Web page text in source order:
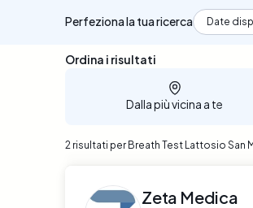
Perfeziona la tua ricerca Date
Sono stati trovati 2 risultati
Ordina i risultati
Dalla più vicina a te
2 risultati per Breath Test Lattosio San
Zeta Medica